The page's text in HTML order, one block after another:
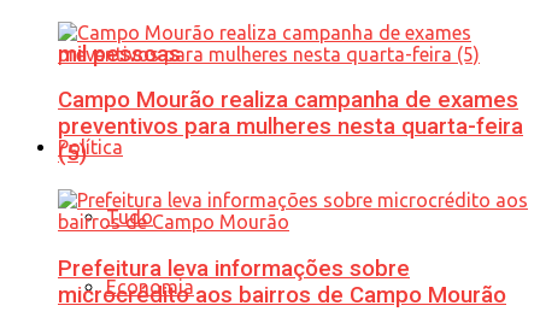
mil pessoas
Política
Tudo
Economia
Campo Mourão realiza campanha de exames
preventivos para mulheres nesta quarta-feira
(5)
Prefeitura leva informações sobre
microcrédito aos bairros de Campo Mourão